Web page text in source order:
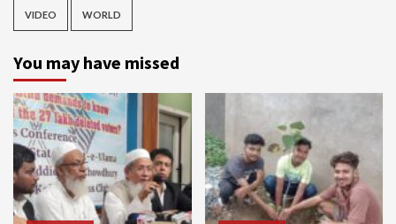
VIDEO WORLD
You may have missed